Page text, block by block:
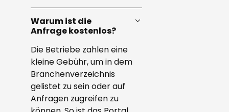
Warum ist die
Anfrage kostenlos?
Die Betriebe zahlen eine
kleine Gebühr, um in dem
Branchenverzeichnis
gelistet zu sein oder auf
Anfragen zugreifen zu